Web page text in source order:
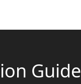
Guide